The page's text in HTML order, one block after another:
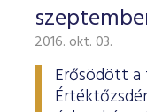
2016. okt. 03.
Erősödött a